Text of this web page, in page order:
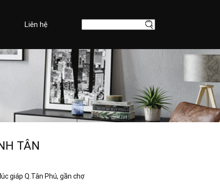
Liên hệ
TÂN
giáp Q.Tân Phú, gần chợ